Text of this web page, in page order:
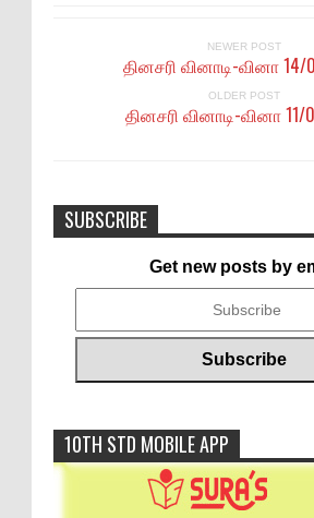
NEWER POST
தினசரி வினாடி-வினா 14/
OLDER POST
தினசரி வினாடி-வினா 11/
SUBSCRIBE
Get new posts by
10TH STD MOBILE APP